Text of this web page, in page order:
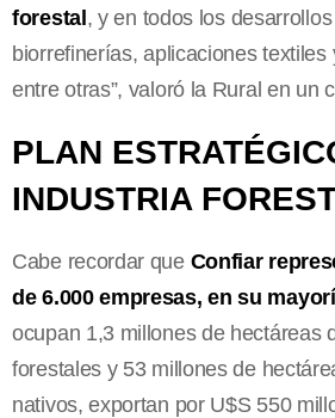
forestal, y en todos los
biorrefinerías, aplicaciones
entre otras”, valoró la Rural en un
PLAN
INDUSTRIA
Cabe recordar que Confiar
de 6.000 empresas, en su
ocupan 1,3 millones de hectáreas
forestales y 53 millones de
nativos, exportan por U$S 550